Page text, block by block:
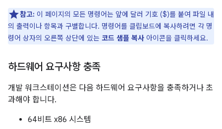
참고: 이 페이지의 모든 명령어는 앞에 달러 기호 ($)를 붙여 파일 내
의 출력이나 항목과 구별합니다. 명령어를 클립보드에 복사하려면 각 명
령어 상자의 오른쪽 상단에 있는 코드 샘플 복사 아이콘을 클릭하세요.
하드웨어 요구사항 충족
개발 워크스테이션은 다음 하드웨어 요구사항을 충족하거나 초
과해야 합니다.
64비트 x86 시스템